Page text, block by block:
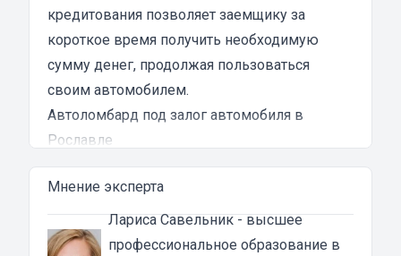
кредитования позволяет заемщику за
короткое время получить необходимую
сумму денег, продолжая пользоваться
своим автомобилем.
Автоломбард под залог автомобиля в
Рославле
Автоломбард представляет собой кредитное
учреждение, которое выдает денежные
ссуды под залог паспорта ТС или самого
автомобиля. В роли актива в таком
Мнение эксперта
Лариса Савельник- высшее
профессиональное образование в